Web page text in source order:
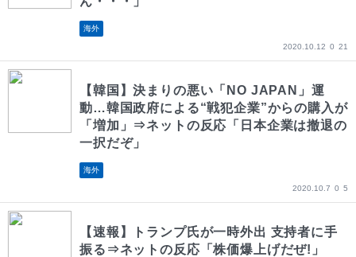
海外
2020.10.12 0 21
【韓国】決まりの悪い「NO JAPAN」運
動…韓国政府による“戦犯企業”からの購入が
「増加」⇒ネットの反応「日本企業は撤退の
一択だぞ」
海外
2020.10.7 0 5
【速報】トランプ氏が一時外出 支持者に手
振る⇒ネットの反応「株価爆上げだぜ!」